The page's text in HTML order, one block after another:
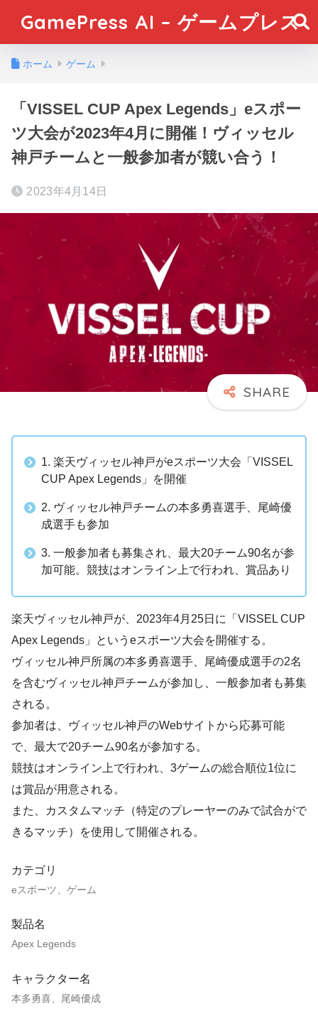
GamePress AI – ゲームプレス
ホーム ゲーム
「VISSEL CUP Apex Legends」eスポー
ツ大会が2023年4月に開催！ヴィッセル
神戸チームと一般参加者が競い合う！
2023年4月14日
1. 楽天ヴィッセル神戸がeスポーツ大会「VISSEL
CUP Apex Legends」を開催
2. ヴィッセル神戸チームの本多勇喜選手、尾崎優
成選手も参加
3. 一般参加者も募集され、最大20チーム90名が参
加可能。競技はオンライン上で行われ、賞品あり
楽天ヴィッセル神戸が、2023年4月25日に「VISSEL CUP
Apex Legends」というeスポーツ大会を開催する。
ヴィッセル神戸所属の本多勇喜選手、尾崎優成選手の2名
を含むヴィッセル神戸チームが参加し、一般参加者も募集
される。
参加者は、ヴィッセル神戸のWebサイトから応募可能
で、最大で20チーム90名が参加する。
競技はオンライン上で行われ、3ゲームの総合順位1位に
は賞品が用意される。
また、カスタムマッチ（特定のプレーヤーのみで試合がで
きるマッチ）を使用して開催される。
カテゴリ
eスポーツ、ゲーム
製品名
Apex Legends
キャラクター名
本多勇喜、尾崎優成